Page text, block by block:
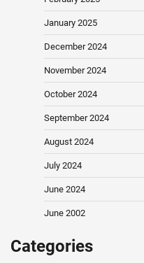
January 2025
December 2024
November 2024
October 2024
September 2024
August 2024
July 2024
June 2024
June 2002
Categories